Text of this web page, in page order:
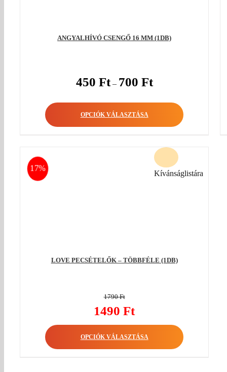
ANGYALHÍVÓ CSENGŐ 16 MM (1DB)
450 Ft– 700 Ft
OPCIÓK VÁLASZTÁSA
17%
LOVE PECSÉTELŐK – TÖBBFÉLE (1DB)
1790Ft
Original
was:
1490Ft
Current
price
is:
OPCIÓK VÁLASZTÁSA
Kívánságlistára